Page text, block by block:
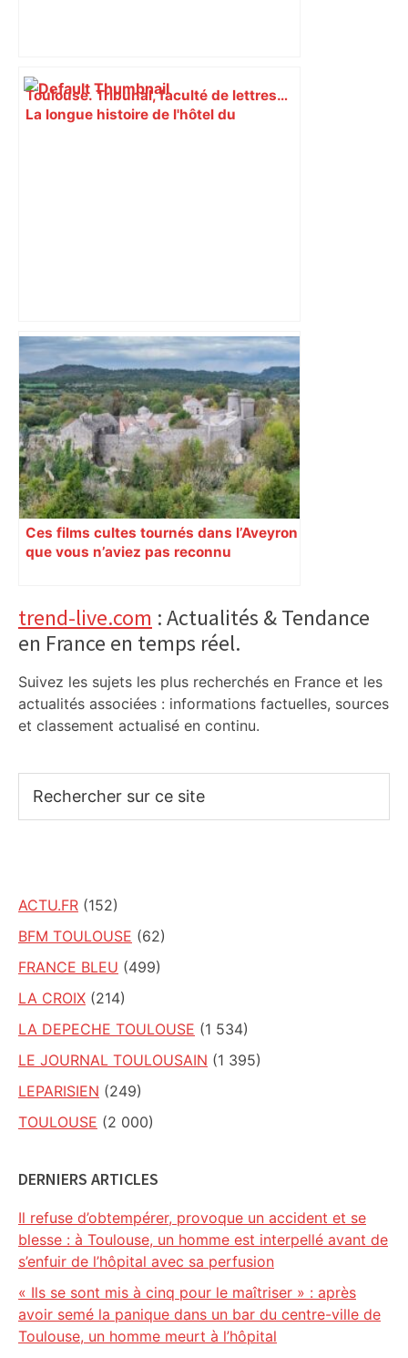
Toulouse. Tribunal, faculté de lettres…
La longue histoire de l'hôtel du
Dans ce château bien connu à 10
minutes de Toulouse, réservez un
concert à la bougie avec restauration –
ladepeche.fr
Ces films cultes tournés dans l’Aveyron
que vous n’aviez pas reconnu
Primary
Sidebar
trend-live.com : Actualités & Tendance
en France en temps réel.
Suivez les sujets les plus recherchés en France et les
actualités associées : informations factuelles, sources
et classement actualisé en continu.
sur
ACTU.FR (152)
BFM TOULOUSE (62)
FRANCE BLEU (499)
LA CROIX (214)
LA DEPECHE TOULOUSE (1 534)
LE JOURNAL TOULOUSAIN (1 395)
LEPARISIEN (249)
TOULOUSE (2 000)
DERNIERS ARTICLES
Il refuse d’obtempérer, provoque un accident et se
blesse : à Toulouse, un homme est interpellé avant de
s’enfuir de l’hôpital avec sa perfusion
« Ils se sont mis à cinq pour le maîtriser » : après
avoir semé la panique dans un bar du centre-ville de
Toulouse, un homme meurt à l’hôpital